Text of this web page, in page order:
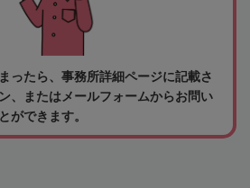
ったら、事務所詳細ページに記載さ
、またはメールフォームからお問い
ができます。